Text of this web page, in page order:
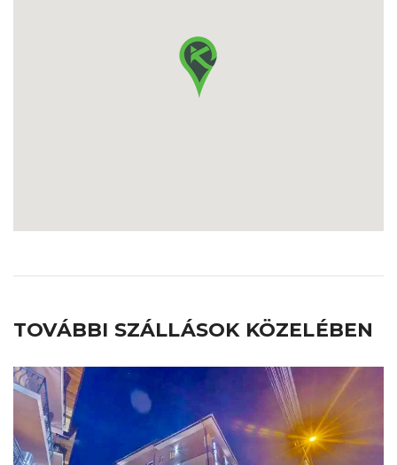
TOVÁBBI SZÁLLÁSOK KÖZELÉBEN